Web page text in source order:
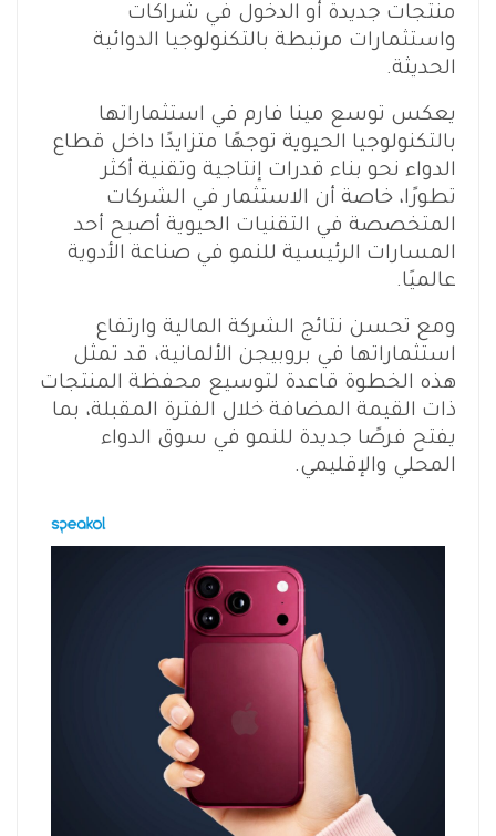
منتجات جديدة أو الدخول في شراكات
واستثمارات مرتبطة بالتكنولوجيا الدوائية
الحديثة.
يعكس توسع مينا فارم في استثماراتها
بالتكنولوجيا الحيوية توجهًا متزايدًا داخل قطاع
الدواء نحو بناء قدرات إنتاجية وتقنية أكثر
تطورًا، خاصة أن الاستثمار في الشركات
المتخصصة في التقنيات الحيوية أصبح أحد
المسارات الرئيسية للنمو في صناعة الأدوية
عالميًا.
ومع تحسن نتائج الشركة المالية وارتفاع
استثماراتها في بروبيجن الألمانية، قد تمثل
هذه الخطوة قاعدة لتوسيع محفظة المنتجات
ذات القيمة المضافة خلال الفترة المقبلة، بما
يفتح فرصًا جديدة للنمو في سوق الدواء
المحلي والإقليمي.